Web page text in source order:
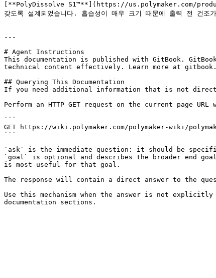
[**PolyDissolve S1™**](https://us.polymaker.com/
갖도록 설계되었습니다. 흡습성이 매우 크기 때문에 출력 전 건
---
# Agent Instructions
This documentation is published with GitBook.
technical content effectively. Learn more at
## Querying This Documentation
If you need additional information that is not
Perform an HTTP GET request on the current page
```
GET https://wiki.polymaker.com/polymaker-wiki/
```
`ask` is the immediate question: it should be
`goal` is optional and describes the broader end
is most useful for that goal.
The response will contain a direct answer to the
Use this mechanism when the answer is not